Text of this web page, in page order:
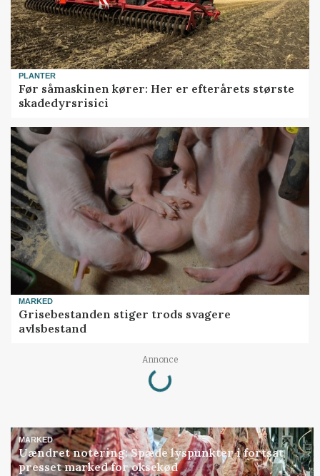
PLANTER
Før såmaskinen kører: Her er efterårets største
skadedyrsrisici
MARKED
Grisebestanden stiger trods svagere
avlsbestand
Annonce
Loading...
MARKED
Uændret notering: Spæde lyspunkter i fortsat
presset marked for oksekød